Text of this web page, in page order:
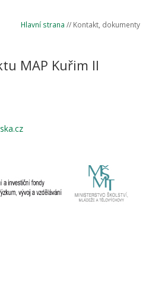
Hlavní strana // Kontakt, dokumenty
MAP Kuřim II